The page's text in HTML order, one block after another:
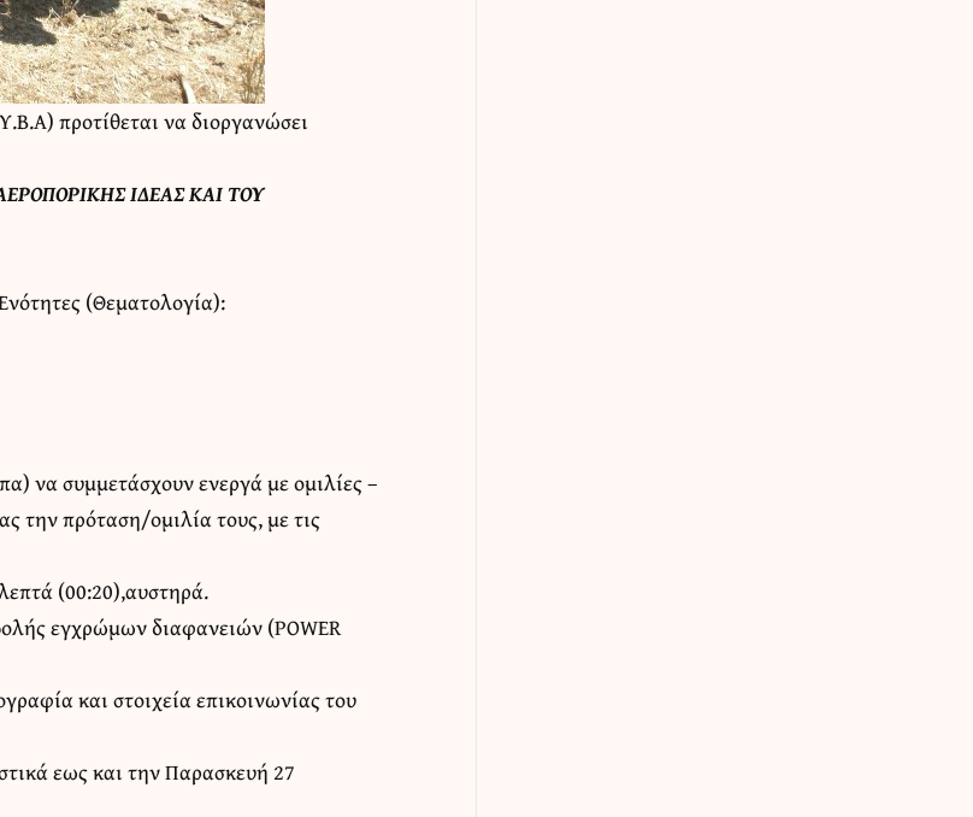
προτίθεται να διοργανώσει
ΙΔΕΑΣ ΚΑΙ ΤΟΥ
(Θεματολογία):
να συμμετάσχουν ενεργά με ομιλίες –
την πρόταση/ομιλία τους, με τις
(00:20),αυστηρά.
εγχρώμων διαφανειών (POWER
και στοιχεία επικοινωνίας του
εως και την Παρασκευή 27